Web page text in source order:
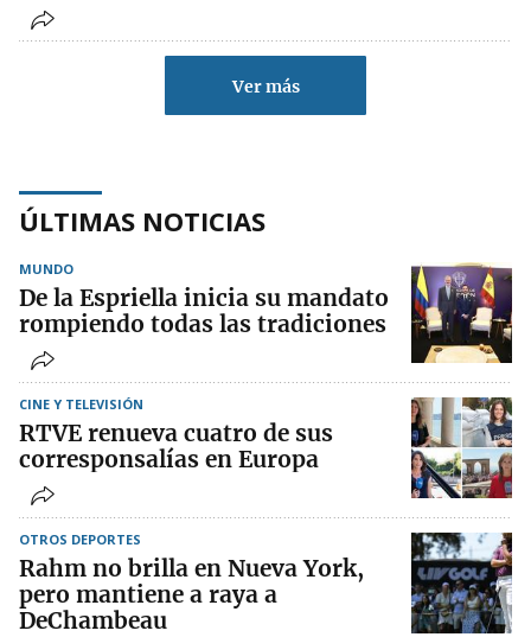
Ver más
ÚLTIMAS NOTICIAS
MUNDO
De la Espriella inicia su mandato
rompiendo todas las tradiciones
CINE Y TELEVISIÓN
RTVE renueva cuatro de sus
corresponsalías en Europa
OTROS DEPORTES
Rahm no brilla en Nueva York,
pero mantiene a raya a
DeChambeau